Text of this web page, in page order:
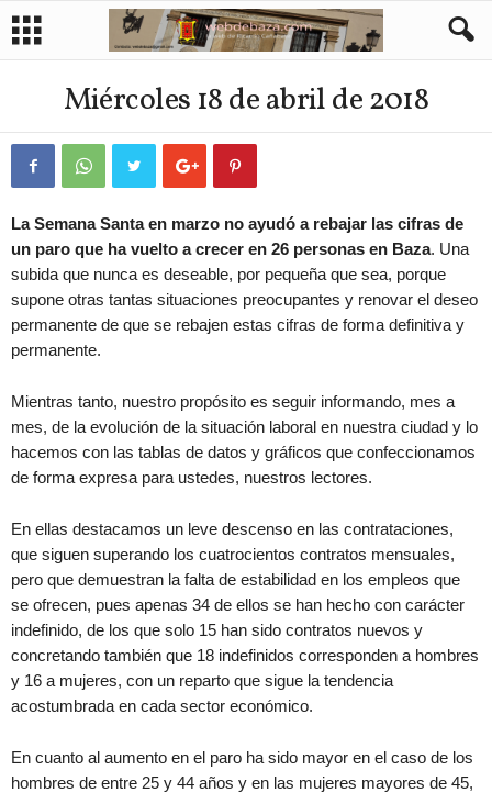
Miércoles 18 de abril de 2018
La Semana Santa en marzo no ayudó a rebajar las cifras de
un paro que ha vuelto a crecer en 26 personas en Baza. Una
subida que nunca es deseable, por pequeña que sea, porque
supone otras tantas situaciones preocupantes y renovar el deseo
permanente de que se rebajen estas cifras de forma definitiva y
permanente.
Mientras tanto, nuestro propósito es seguir informando, mes a
mes, de la evolución de la situación laboral en nuestra ciudad y lo
hacemos con las tablas de datos y gráficos que confeccionamos
de forma expresa para ustedes, nuestros lectores.
En ellas destacamos un leve descenso en las contrataciones,
que siguen superando los cuatrocientos contratos mensuales,
pero que demuestran la falta de estabilidad en los empleos que
se ofrecen, pues apenas 34 de ellos se han hecho con carácter
indefinido, de los que solo 15 han sido contratos nuevos y
concretando también que 18 indefinidos corresponden a hombres
y 16 a mujeres, con un reparto que sigue la tendencia
acostumbrada en cada sector económico.
En cuanto al aumento en el paro ha sido mayor en el caso de los
hombres de entre 25 y 44 años y en las mujeres mayores de 45,